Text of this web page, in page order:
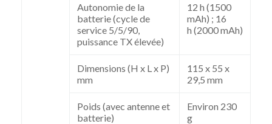
Autonomie de la
batterie (cycle de
service 5/5/90,
puissance TX élevée)
12 h (1500
mAh) ; 16
h (2000 mAh)
Dimensions (H x L x P)
mm
115 x 55 x
29,5 mm
Poids (avec antenne et
batterie)
Environ 230
g